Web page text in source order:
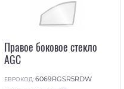
Правое боковое стекло
AGC
ЕВРОКОД:6069RGSR5RDW